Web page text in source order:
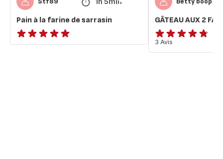
Pain à la farine de sarrasin
ratings.NaN
GÂTEAU AUX 2
ratings.4.7
3 Avis